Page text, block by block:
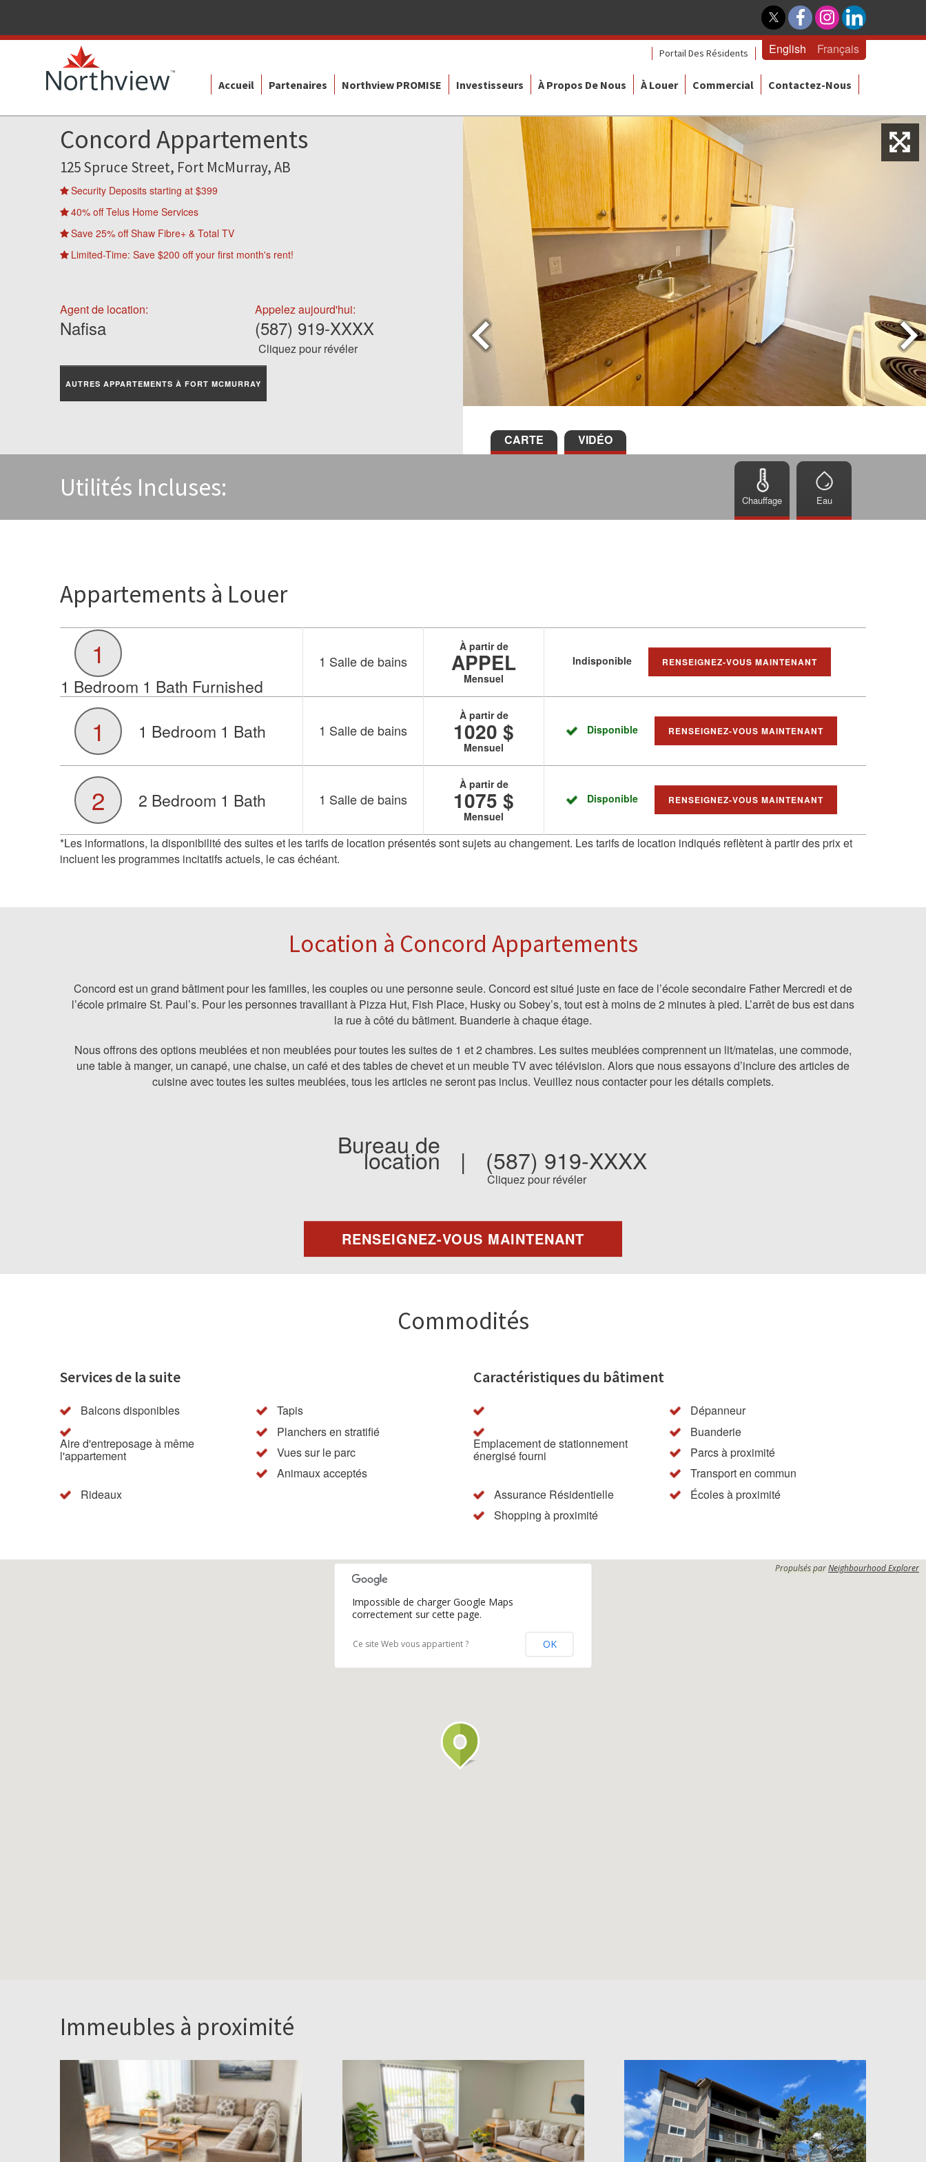
Portail Des Résidents English Français
Accueil Partenaires Northview PROMISE Investisseurs À Propos De Nous À Louer Commercial Contactez-Nous
CARTE VIDÉO
Concord Appartements
125 Spruce Street, Fort McMurray, AB
Security Deposits starting at $399
40% off Telus Home Services
Save 25% off Shaw Fibre+ & Total TV
Limited-Time: Save $200 off your first month's rent!
Agent de location:
Nafisa
Appelez aujourd'hui:
(587) 919-XXXX
Cliquez pour révéler
AUTRES APPARTEMENTS À FORT MCMURRAY
Utilités Incluses: Chauffage Eau
Appartements à Louer
1
1 Bedroom 1 Bath Furnished
1 Salle de bains
À partir de
APPEL
Mensuel
Indisponible RENSEIGNEZ-VOUS MAINTENANT
1 1 Bedroom 1 Bath 1 Salle de bains
À partir de
1020 $
Mensuel
Disponible RENSEIGNEZ-VOUS MAINTENANT
2 2 Bedroom 1 Bath 1 Salle de bains
À partir de
1075 $
Mensuel
Disponible RENSEIGNEZ-VOUS MAINTENANT
*Les informations, la disponibilité des suites et les tarifs de location présentés sont sujets au changement. Les tarifs de location indiqués reflètent à partir des prix et
incluent les programmes incitatifs actuels, le cas échéant.
Location à Concord Appartements
Concord est un grand bâtiment pour les familles, les couples ou une personne seule. Concord est situé juste en face de l’école secondaire Father Mercredi et de
l’école primaire St. Paul’s. Pour les personnes travaillant à Pizza Hut, Fish Place, Husky ou Sobey’s, tout est à moins de 2 minutes à pied. L’arrêt de bus est dans
la rue à côté du bâtiment. Buanderie à chaque étage.
Nous offrons des options meublées et non meublées pour toutes les suites de 1 et 2 chambres. Les suites meublées comprennent un lit/matelas, une commode,
une table à manger, un canapé, une chaise, un café et des tables de chevet et un meuble TV avec télévision. Alors que nous essayons d’inclure des articles de
cuisine avec toutes les suites meublées, tous les articles ne seront pas inclus. Veuillez nous contacter pour les détails complets.
Bureau de
location | (587) 919-XXXX
Cliquez pour révéler
RENSEIGNEZ-VOUS MAINTENANT
Commodités
Services de la suite
Balcons disponibles Tapis
Aire d'entreposage à même
l'appartement
Planchers en stratifié
Vues sur le parc
Animaux acceptés
Rideaux
Caractéristiques du bâtiment
Dépanneur
Emplacement de stationnement
énergisé fourni
Buanderie
Parcs à proximité
Transport en commun
Assurance Résidentielle
Écoles à proximité
Shopping à proximité
Propulsés parNeighbourhood Explorer
Impossible de charger Google Maps
correctement sur cette page.
Ce site Web vous appartient ? OK
Immeubles à proximité